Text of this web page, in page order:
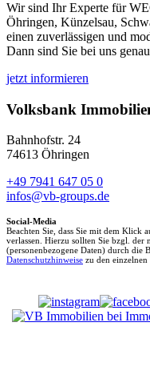
Wir sind Ihr Experte für
Öhringen, Künzelsau,
einen zuverlässigen und
Dann sind Sie bei uns
jetzt informieren
Volksbank
Bahnhofstr. 24
74613 Öhringen
+49 7941 647 05 0
infos@vb-groups.de
Social-Media
Beachten Sie, dass Sie mit dem Klick
verlassen. Hierzu sollten Sie bzgl.
(personenbezogene Daten) durch die
Datenschutzhinweise zu den einzelnen